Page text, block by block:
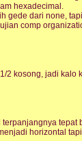
hexadecimal.
gede dari none,
comp
2 kosong, jadi
horizontal